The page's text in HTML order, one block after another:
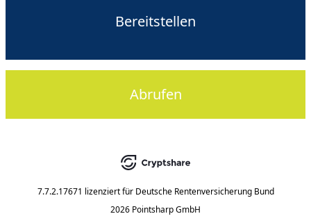
Bereitstellen
Abrufen
7.7.2.17671 lizenziert für Deutsche Rentenversicherung Bund
2026 Pointsharp GmbH